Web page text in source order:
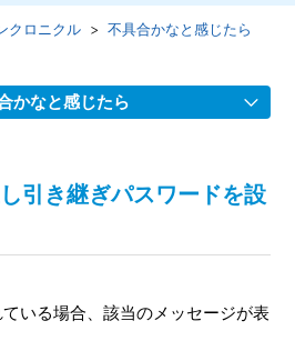
クロニクル 不具合かなと感じたら
かなと感じたら
つきまして
引き継ぎパスワードを設
いる場合、該当のメッセージが表